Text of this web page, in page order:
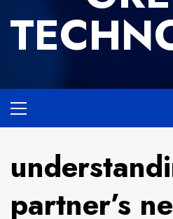
Menu
partner’s